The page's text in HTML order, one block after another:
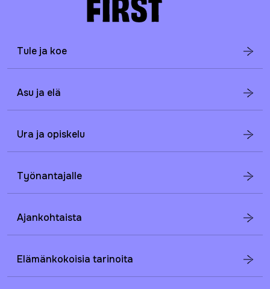
Tule ja koe
Asu ja elä
Ura ja opiskelu
Työnantajalle
Ajankohtaista
Elämänkokoisia tarinoita